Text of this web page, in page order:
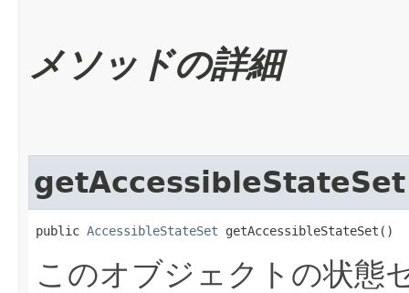
メソッドの詳細
getAccessibleStateSet
public AccessibleStateSet getAccessibleStateSet()
このオブジェクトの状態